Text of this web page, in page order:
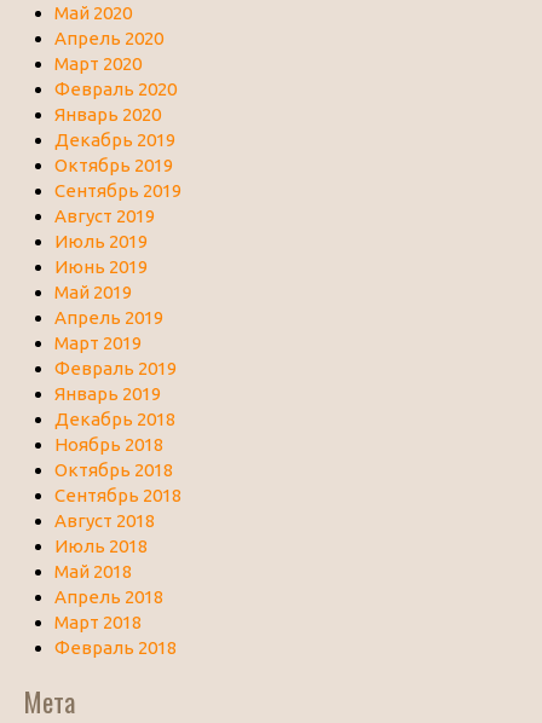
Май 2020
Апрель 2020
Март 2020
Февраль 2020
Январь 2020
Декабрь 2019
Октябрь 2019
Сентябрь 2019
Август 2019
Июль 2019
Июнь 2019
Май 2019
Апрель 2019
Март 2019
Февраль 2019
Январь 2019
Декабрь 2018
Ноябрь 2018
Октябрь 2018
Сентябрь 2018
Август 2018
Июль 2018
Май 2018
Апрель 2018
Март 2018
Февраль 2018
Мета